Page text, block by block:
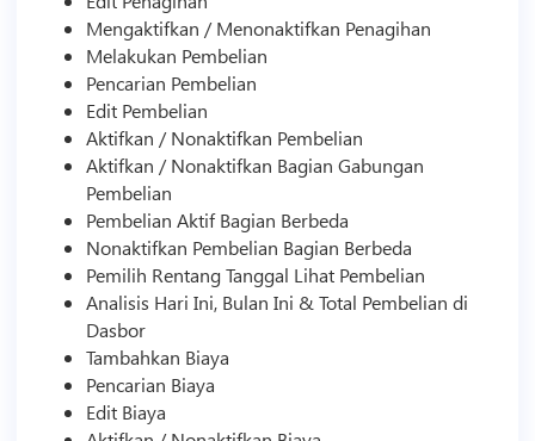
Mengaktifkan / Menonaktifkan Penagihan
Melakukan Pembelian
Pencarian Pembelian
Edit Pembelian
Aktifkan / Nonaktifkan Pembelian
Aktifkan / Nonaktifkan Bagian Gabungan
Pembelian
Pembelian Aktif Bagian Berbeda
Nonaktifkan Pembelian Bagian Berbeda
Pemilih Rentang Tanggal Lihat Pembelian
Analisis Hari Ini, Bulan Ini & Total Pembelian di
Dasbor
Tambahkan Biaya
Pencarian Biaya
Edit Biaya